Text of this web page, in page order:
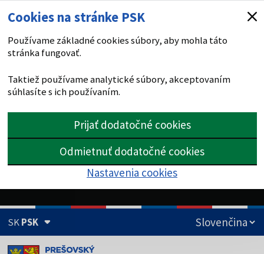
Cookies na stránke PSK
Používame základné cookies súbory, aby mohla táto
stránka fungovať.
Taktiež používame analytické súbory, akceptovaním
súhlasíte s ich používaním.
Prijať dodatočné cookies
Odmietnuť dodatočné cookies
Nastavenia cookies
SKPSK